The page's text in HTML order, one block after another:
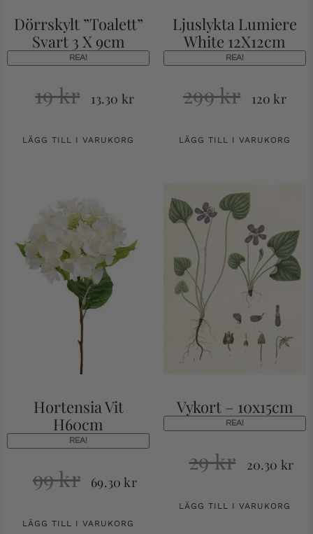
Dörrskylt ”Toalett”
Svart 3 X 9cm
REA!
19kr 13.30 kr
LÄGG TILL I VARUKORG
Ljuslykta Lumiere
White 12X12cm
REA!
299kr 120kr
LÄGG TILL I VARUKORG
Hortensia Vit
H60cm
REA!
99kr 69.30kr
LÄGG TILL I VARUKORG
Vykort – 10x15cm
REA!
29kr 20.30 kr
LÄGG TILL I VARUKORG